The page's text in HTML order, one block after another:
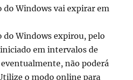
do Windows vai expirar em
do Windows expirou, pelo
em intervalos de
eventualmente, não poderá
o modo online para